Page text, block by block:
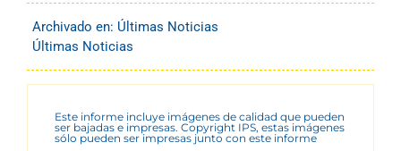
Archivado en: Últimas Noticias
Últimas Noticias
Este informe incluye imágenes de calidad que pueden
ser bajadas e impresas. Copyright IPS, estas imágenes
sólo pueden ser impresas junto con este informe